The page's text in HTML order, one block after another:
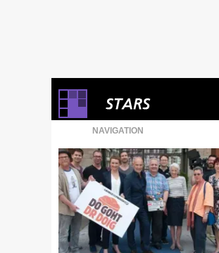
NAVIGATION